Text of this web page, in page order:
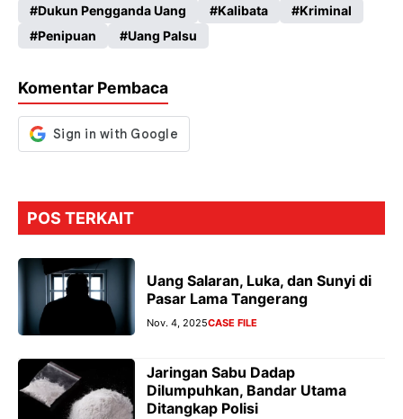
b
o
k
ts
A
p
gr
a
se
n
er
Dukun Pengganda Uang Kalibata
Kriminal
Penipuan
Uang Palsu
Komentar Pembaca
POS TERKAIT
Uang Salaran, Luka, dan Sunyi di
Pasar Lama Tangerang
Nov. 4, 2025CASE FILE
Jaringan Sabu Dadap
Dilumpuhkan, Bandar Utama
Ditangkap Polisi